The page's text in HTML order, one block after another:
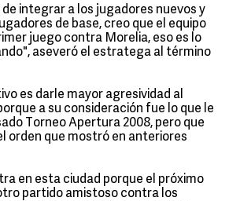
integrar a los jugadores nuevos y
de base, creo que el equipo
juego contra Morelia, eso es lo
aseveró el estratega al término
es darle mayor agresividad al
a su consideración fue lo que le
Torneo Apertura 2008, pero que
orden que mostró en anteriores
en esta ciudad porque el próximo
partido amistoso contra los